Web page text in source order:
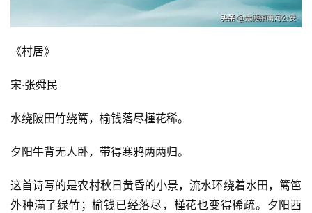
《村居》
宋·张舜民
水绕陂田竹绕篱，榆钱落尽槿花稀。
夕阳牛背无人卧，带得寒鸦两两归。
这首诗写的是农村秋日黄昏的小景，流水环绕着水田，篱笆
外种满了绿竹；榆钱已经落尽，槿花也变得稀疏。夕阳西